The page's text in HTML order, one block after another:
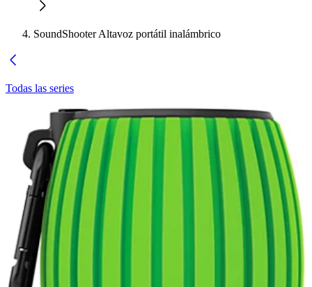
SoundShooter Altavoz portátil inalámbrico
Todas las series